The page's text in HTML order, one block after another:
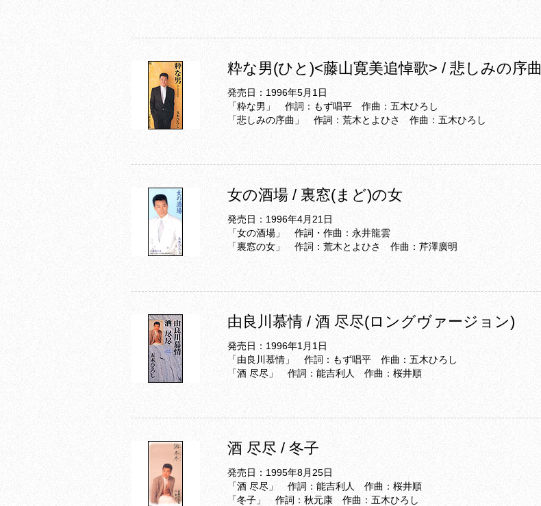
粋な男(ひと)<藤山寛美追悼歌> / 悲しみの序曲
発売日：1996年5月1日
「粋な男」 作詞：もず唱平 作曲：五木ひろし
「悲しみの序曲」 作詞：荒木とよひさ 作曲：五木ひろし
女の酒場 / 裏窓(まど)の女
発売日：1996年4月21日
「女の酒場」 作詞・作曲：永井龍雲
「裏窓の女」 作詞：荒木とよひさ 作曲：芹澤廣明
由良川慕情 / 酒 尽尽(ロングヴァージョン)
発売日：1996年1月1日
「由良川慕情」 作詞：もず唱平 作曲：五木ひろし
「酒 尽尽」 作詞：能吉利人 作曲：桜井順
酒 尽尽 / 冬子
発売日：1995年8月25日
「酒 尽尽」 作詞：能吉利人 作曲：桜井順
「冬子」 作詞：秋元康 作曲：五木ひろし